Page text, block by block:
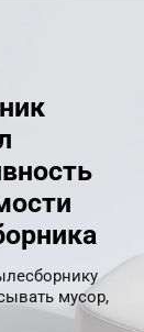
мусор,